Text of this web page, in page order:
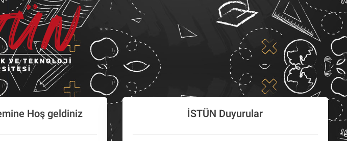
Hoş geldiniz İSTÜN Duyurular